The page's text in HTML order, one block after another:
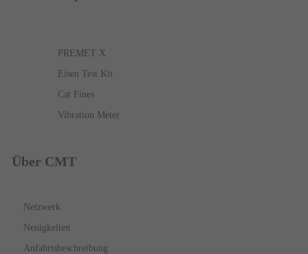
PREMET X
Eisen Test Kit
Cat Fines
Vibration Meter
Über CMT
Netzwerk
Neuigkeiten
Anfahrtsbeschreibung